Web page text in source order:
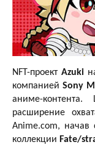
NFT-проект Azuki
компанией Sony
аниме-контента.
расширение
Anime.com, начав
коллекции Fate/